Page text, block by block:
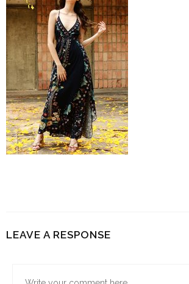
LEAVE A RESPONSE